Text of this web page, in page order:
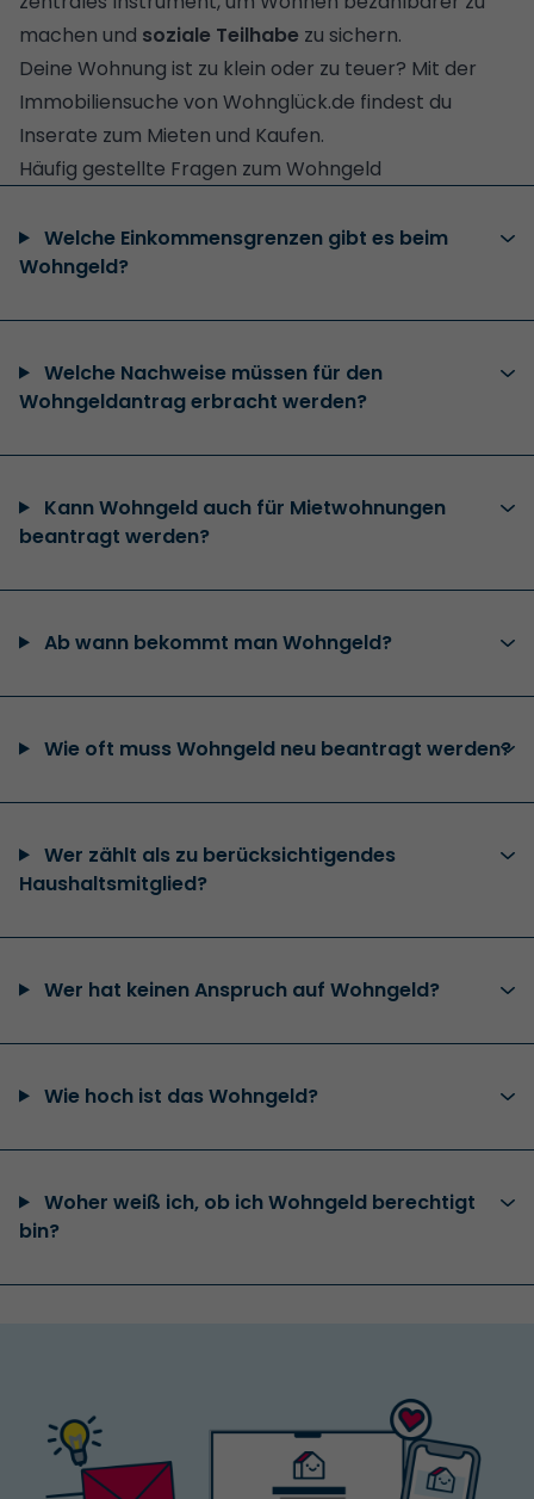
machen und soziale Teilhabe zu sichern.
Deine Wohnung ist zu klein oder zu teuer? Mit der
Immobiliensuche von Wohnglück.de findest du
Inserate zum Mieten und Kaufen.
Häufig gestellte Fragen zum Wohngeld
Welche Einkommensgrenzen gibt es beim
Wohngeld?
Welche Nachweise müssen für den
Wohngeldantrag erbracht werden?
Kann Wohngeld auch für Mietwohnungen
beantragt werden?
Ab wann bekommt man Wohngeld?
Wie oft muss Wohngeld neu beantragt werden?
Wer zählt als zu berücksichtigendes
Haushaltsmitglied?
Wer hat keinen Anspruch auf Wohngeld?
Wie hoch ist das Wohngeld?
Woher weiß ich, ob ich Wohngeld berechtigt
bin?